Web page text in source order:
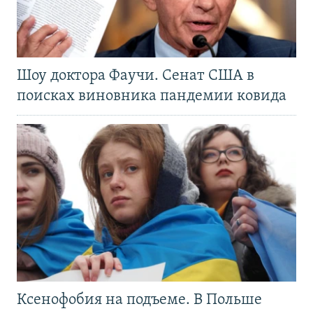
Шоу доктора Фаучи. Сенат США в
поисках виновника пандемии ковида
Ксенофобия на подъеме. В Польше